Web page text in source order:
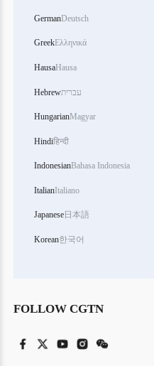
GermanDeutsch
GreekΕλληνικά
HausaHausa
Hebrewעברית
HungarianMagyar
Hindiहिन्दी
IndonesianBahasa Indonesia
ItalianItaliano
Japanese日本語
Korean한국어
FOLLOW CGTN